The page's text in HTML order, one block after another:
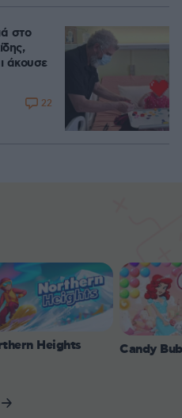
στο
άκουσε
22
Heights Candy